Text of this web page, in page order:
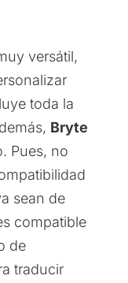
versátil,
toda la
Bryte
Pues, no
sean de
compatible
de
traducir